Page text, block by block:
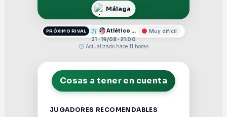
Málaga
PRÓXIMO RIVAL Atlético de Madrid
Muy difícil
J1 · 19/08 · 21:00
Actualizado hace 11 horas
Cosas a tener en cuenta
JUGADORES RECOMENDABLES